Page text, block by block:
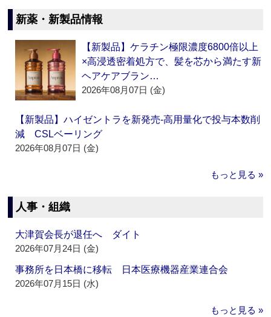
新薬・新製品情報
【新製品】ケラチン極限濃度6800倍以上
×高浸透密着処方で、髪を芯から満たす新
ヘアケアブラン…
2026年08月07日 (金)
【新製品】ハイゼントラを新発売‐高用量化で投与本数削
減 CSLベーリング
2026年08月07日 (金)
もっと見る »
人事・組織
大津賀会長が退任へ ダイト
2026年07月24日 (金)
事務所を日本橋に移転 日本医療機器産業連合会
2026年07月15日 (水)
もっと見る »